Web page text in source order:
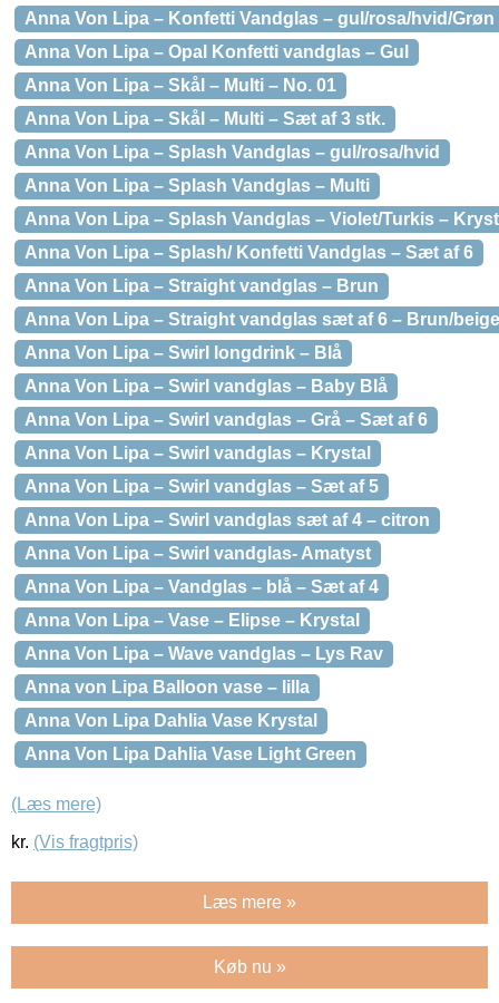
Anna Von Lipa – Konfetti Vandglas – gul/rosa/hvid/Grøn
Anna Von Lipa – Opal Konfetti vandglas – Gul
Anna Von Lipa – Skål – Multi – No. 01
Anna Von Lipa – Skål – Multi – Sæt af 3 stk.
Anna Von Lipa – Splash Vandglas – gul/rosa/hvid
Anna Von Lipa – Splash Vandglas – Multi
Anna Von Lipa – Splash Vandglas – Violet/Turkis –
Anna Von Lipa – Splash/ Konfetti Vandglas – Sæt af 6
Anna Von Lipa – Straight vandglas – Brun
Anna Von Lipa – Straight vandglas sæt af 6 – Brun/beige
Anna Von Lipa – Swirl longdrink – Blå
Anna Von Lipa – Swirl vandglas – Baby Blå
Anna Von Lipa – Swirl vandglas – Grå – Sæt af 6
Anna Von Lipa – Swirl vandglas – Krystal
Anna Von Lipa – Swirl vandglas – Sæt af 5
Anna Von Lipa – Swirl vandglas sæt af 4 – citron
Anna Von Lipa – Swirl vandglas- Amatyst
Anna Von Lipa – Vandglas – blå – Sæt af 4
Anna Von Lipa – Vase – Elipse – Krystal
Anna Von Lipa – Wave vandglas – Lys Rav
Anna von Lipa Balloon vase – lilla
Anna Von Lipa Dahlia Vase Krystal
Anna Von Lipa Dahlia Vase Light Green
(Læs mere)
kr. (Vis fragtpris)
Læs mere »
Køb nu »